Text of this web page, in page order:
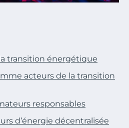
transition énergétique
acteurs de la transition
responsables
d’énergie décentralisée